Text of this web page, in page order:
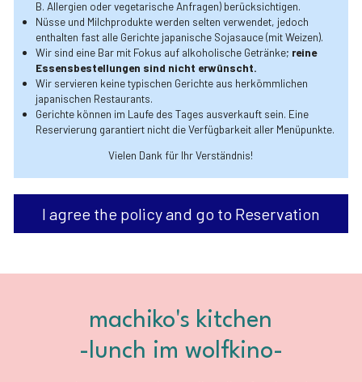
B. Allergien oder vegetarische Anfragen) berücksichtigen.
Nüsse und Milchprodukte werden selten verwendet, jedoch
enthalten fast alle Gerichte japanische Sojasauce (mit Weizen).
Wir sind eine Bar mit Fokus auf alkoholische Getränke; reine
Essensbestellungen sind nicht erwünscht.
Wir servieren keine typischen Gerichte aus herkömmlichen
japanischen Restaurants.
Gerichte können im Laufe des Tages ausverkauft sein. Eine
Reservierung garantiert nicht die Verfügbarkeit aller Menüpunkte.
Vielen Dank für Ihr Verständnis!
I agree the policy and go to Reservation
machiko's kitchen
-lunch im wolfkino-